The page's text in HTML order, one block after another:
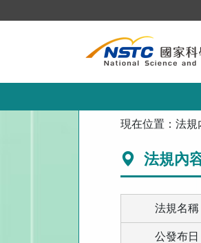
到
現在位置：法規
法規內
法規名稱
公發布日